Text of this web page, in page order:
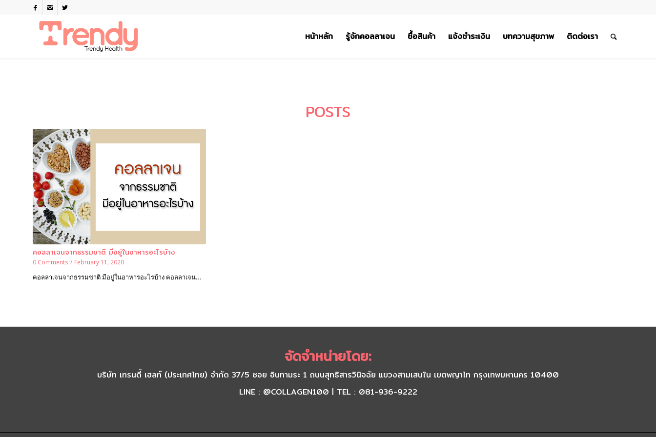
หน้าหลัก รู้จักคอลลาเจน ซื้อสินค้า แจ้งชำระเงิน บทความสุขภาพ ติดต่อเรา
POSTS
คอลลาเจนจากธรรมชาติ มีอยู่ในอาหารอะไรบ้าง
0 Comments / February 11, 2020
คอลลาเจนจากธรรมชาติ มีอยู่ในอาหารอะไรบ้าง คอลลาเจน…
จัดจำหน่ายโดย:
บริษัท เทรนดี้ เฮลท์ (ประเทศไทย) จำกัด 37/5 ซอย อินทามระ 1 ถนนสุทธิสารวินิจฉัย แขวงสามเสนใน เขตพญาไท กรุงเทพมหานคร 10400
LINE : @COLLAGEN100 | TEL : 081-936-9222